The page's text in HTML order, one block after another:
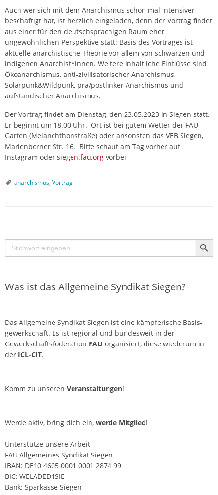
Auch wer sich mit dem Anarchismus schon mal intensiver
beschäftigt hat, ist herzlich eingeladen, denn der Vortrag findet
aus einer für den deutschsprachigen Raum eher
ungewöhnlichen Perspektive statt: Basis des Vortrages ist
aktuelle anarchistische Theorie vor allem von schwarzen und
indigenen Anarchist*innen. Weitere inhaltliche Einflüsse sind
Ökoanarchismus, anti-zivilisatorischer Anarchismus,
Solarpunk&Wildpunk, prä/postlinker Anarchismus und
aufständischer Anarchismus.
Der Vortrag findet am Dienstag, den 23.05.2023 in Siegen statt.
Er beginnt um 18.00 Uhr. Ort ist bei gutem Wetter der FAU-
Garten (Melanchthonstraße) oder ansonsten das VEB Siegen,
Marienborner Str. 16. Bitte schaut am Tag vorher auf
Instagram oder siegen.fau.org vorbei.
anarchismus, Vortrag
o
s
N
i
g
a
o
Search
for:
Search
Was ist das Allgemeine Syndikat Siegen?
Das Allgemeine Syndikat Siegen ist eine kämpferische Basis­
gewerkschaft. Es ist regional und bundesweit in der
Gewerkschaftsföderation FAU organisiert, diese wiederum in
der ICL-CIT.
Komm zu unseren Veranstaltungen!
Werde aktiv, bring dich ein, werde Mitglied!
Unterstütze unsere Arbeit:
FAU Allgemeines Syndikat Siegen
IBAN: DE10 4605 0001 0001 2874 99
BIC: WELADED1SIE
Bank: Sparkasse Siegen